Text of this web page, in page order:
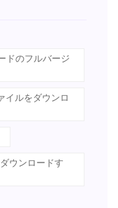
ドのフルバージ
イルをダウンロ
ウンロードす